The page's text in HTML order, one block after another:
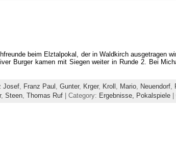
beim Elztalpokal, der in Waldkirch ausgetragen
Burger kamen mit Siegen weiter in Runde 2. Bei
Josef, Franz Paul , Gunter, Krger, Kroll , Mario, Neuendorf,
, Steen, Thomas Ruf| Category: Ergebnisse, Pokalspiele|